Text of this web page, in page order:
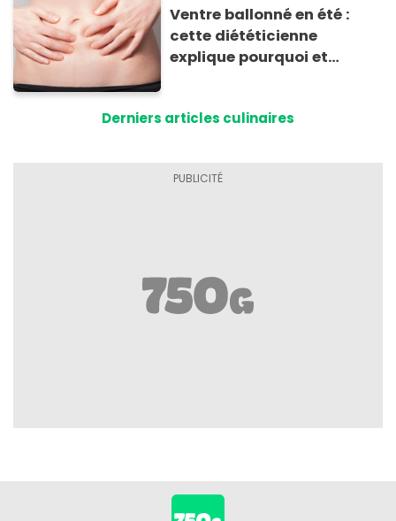
Ventre ballonné en été :
cette diététicienne
explique pourquoi et
Derniers articles culinaires